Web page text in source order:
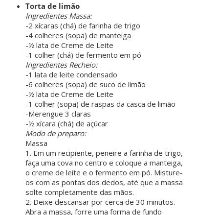
Torta de limão
Ingredientes Massa:
-2 xícaras (chá) de farinha de trigo
-4 colheres (sopa) de manteiga
-½ lata de Creme de Leite
-1 colher (chá) de fermento em pó
Ingredientes Recheio:
-1 lata de leite condensado
-6 colheres (sopa) de suco de limão
-½ lata de Creme de Leite
-1 colher (sopa) de raspas da casca de limão
-Merengue 3 claras
-½ xícara (chá) de açúcar
Modo de preparo:
Massa
1. Em um recipiente, peneire a farinha de trigo,
faça uma cova no centro e coloque a manteiga,
o creme de leite e o fermento em pó. Misture-
os com as pontas dos dedos, até que a massa
solte completamente das mãos.
2. Deixe descansar por cerca de 30 minutos.
Abra a massa, forre uma forma de fundo